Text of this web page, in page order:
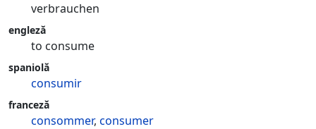
verbrauchen
engleză
to consume
spaniolă
consumir
franceză
consommer, consumer